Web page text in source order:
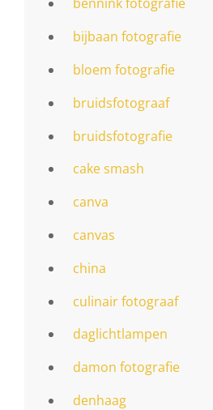
bijbaan fotografie
bloem fotografie
bruidsfotograaf
bruidsfotografie
cake smash
canva
canvas
china
culinair fotograaf
daglichtlampen
damon fotografie
denhaag